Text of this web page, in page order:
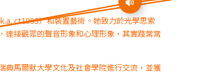
ct1993）和裝置藝術。她致力於光學思索
，連接觀眾的聲音形象和心理形象，其實踐常常
典馬爾默大學文化及社會學院進行交流，並獲